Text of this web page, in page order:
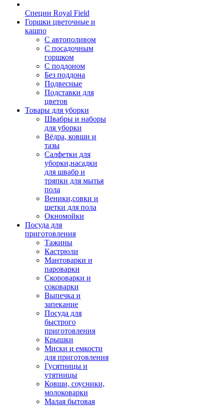
Специи Royal Field
Горшки цветочные и
кашпо
С автополивом
С посадочным
горшком
С поддоном
Без поддона
Подвесные
Подставки для
цветов
Товары для уборки
Швабры и наборы
для уборки
Вёдра, ковши и
тазы
Салфетки для
уборки,насадки
для швабр и
тряпки для мытья
пола
Веники,совки и
щетки для пола
Окномойки
Посуда для
приготовления
Тажины
Кастрюли
Мантоварки и
пароварки
Скороварки и
соковарки
Выпечка и
запекание
Посуда для
быстрого
приготовления
Крышки
Миски и емкости
для приготовления
Гусятницы и
утятницы
Ковши, соусники,
молоковарки
Малая бытовая